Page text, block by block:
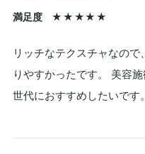
満足度
★★★★★
リッチなテクスチャなの
りやすかったです。 美容
世代におすすめしたいです。